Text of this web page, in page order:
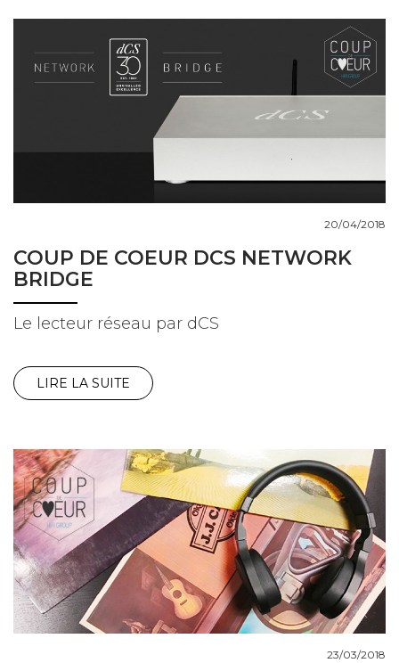
COUP DE COEUR DCS NETWORK
BRIDGE
20/04/2018
Le lecteur réseau par dCS
LIRE LA SUITE
23/03/2018